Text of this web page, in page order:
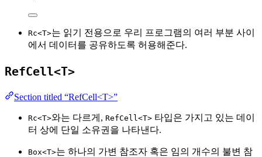
Rc<T>는 읽기 전용으로 우리 프로그램의 여러 부분 사이
에서 데이터를 공유하도록 허용해준다.
RefCell<T>
Section titled “RefCell<T>”
Rc<T>와는 다르게, RefCell<T> 타입은 가지고 있는 데이
터 상에 단일 소유권을 나타낸다.
Box<T>는 하나의 가변 참조자 혹은 임의 개수의 불변 참